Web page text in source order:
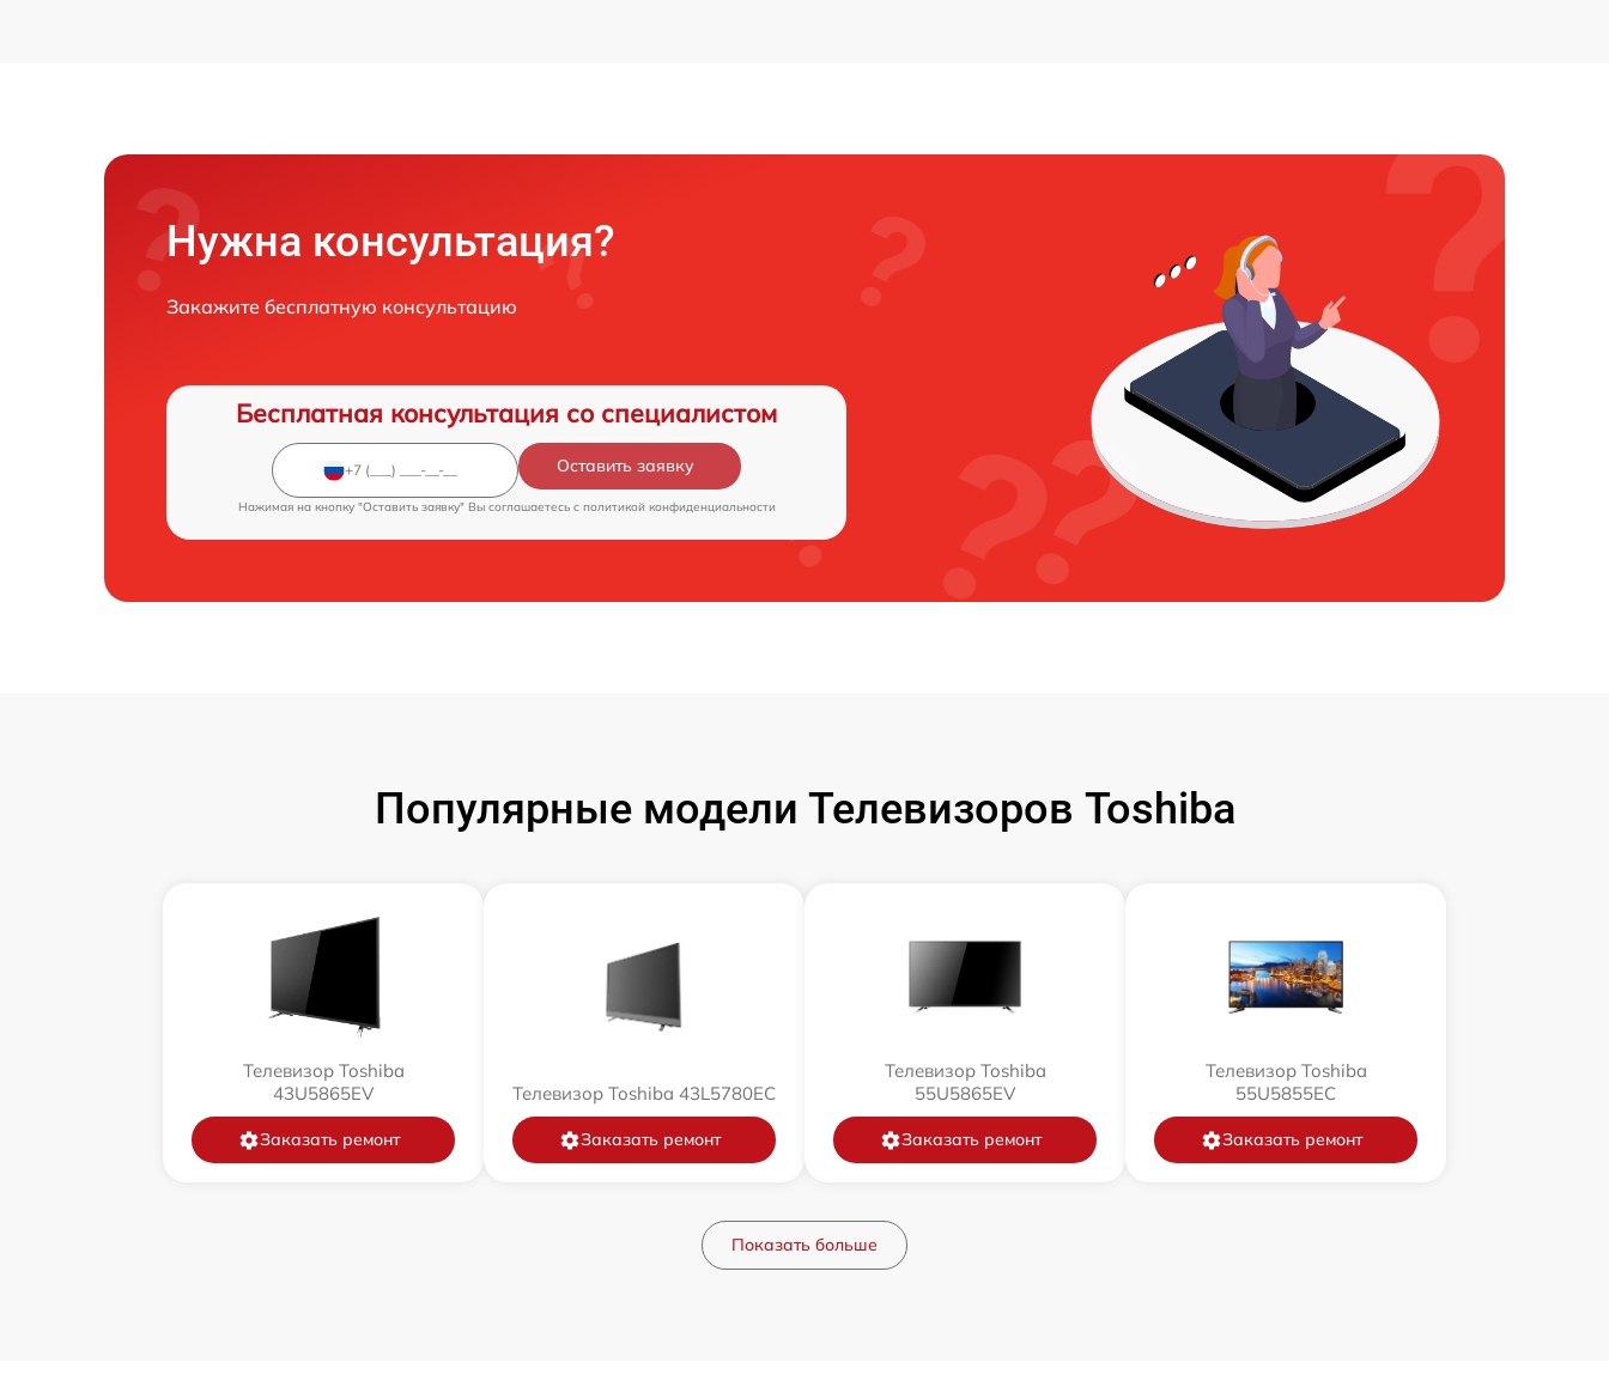
Нужна консультация?
Закажите бесплатную консультацию
Бесплатная консультация со специалистом
Оставить заявку
Нажимая на кнопку "Оставить заявку" Вы соглашаетесь c политикой конфиденциальности
Популярные модели Телевизоров Toshiba
Телевизор Toshiba
43U5865EV
Заказать ремонт
Телевизор Toshiba 43L5780EC
Заказать ремонт
Телевизор Toshiba
55U5865EV
Заказать ремонт
Телевизор Toshiba
55U5855EC
Заказать ремонт
Показать больше